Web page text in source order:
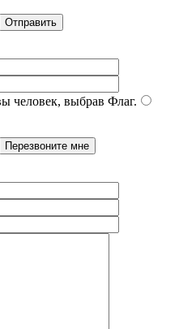
человек, выбрав Флаг.